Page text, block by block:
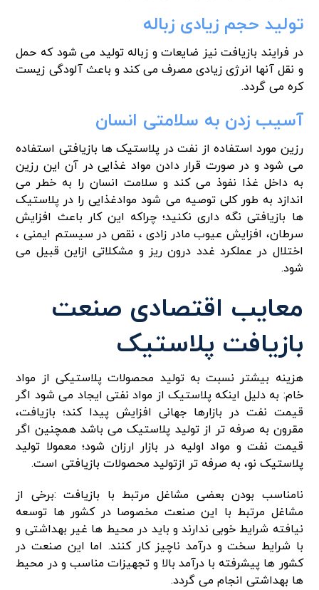
تولید حجم زیادی زباله
در فرایند بازیافت نیز ضایعات و زباله تولید می شود که حمل
و نقل آنها انرژی زیادی مصرف می کند و باعث آلودگی زیست
کره می گردد.
آسیب زدن به سلامتی انسان
رزین مورد استفاده از نفت در پلاستیک ها بازیافتی استفاده
می شود و در صورت قرار دادن مواد غذایی در آن این رزین
به داخل غذا نفوذ می کند و سلامت انسان را به خطر می
اندازد به طور کلی توصیه می شود موادغذایی را در پلاستیک
ها بازیافتی نگه داری نکنید؛ چراکه این کار باعث افزایش
سرطان، افزایش عیوب مادر زادی ، نقص در سیستم ایمنی ،
اختلال در عملکرد غدد درون ریز و مشکلاتی ازاین قبیل می
شود.
معایب اقتصادی صنعت
بازیافت پلاستیک
هزینه بیشتر نسبت به تولید محصولات پلاستیکی از مواد
خام: به دلیل اینکه پلاستیک از مواد نفتی ایجاد می شود اگر
قیمت نفت در بازارها جهانی افزایش پیدا کند؛ بازیافت،
مقرون به صرفه تر از تولید پلاستیک می باشد همچنین اگر
قیمت نفت و مواد اولیه در بازار ارزان شود؛ معمولا تولید
پلاستیک نو، به صرفه تر ازتولید محصولات بازیافتی است.
نامناسب بودن بعضی مشاغل مرتبط با بازیافت :برخی از
مشاغل مرتبط با این صنعت مخصوصا در کشور ها توسعه
نیافته شرایط خوبی ندارند و باید در محیط ها غیر بهداشتی و
با شرایط سخت و درآمد ناچیز کار کنند. اما این صنعت در
کشور ها پیشرفته با درآمد بالا و تجهیزات مناسب و در محیط
ها بهداشتی انجام می گردد.